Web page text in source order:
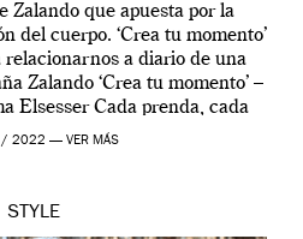
Zalando que apuesta por la
del cuerpo. ‘Crea tu momento’
a diario de una
Zalando ‘Crea tu momento’ –
Elsesser Cada prenda, cada
caracteriza […]
/ 2022 — VER MÁS
STYLE